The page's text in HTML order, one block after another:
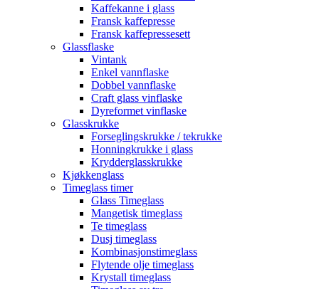
Kaffekanne i glass
Fransk kaffepresse
Fransk kaffepressesett
Glassflaske
Vintank
Enkel vannflaske
Dobbel vannflaske
Craft glass vinflaske
Dyreformet vinflaske
Glasskrukke
Forseglingskrukke / tekrukke
Honningkrukke i glass
Krydderglasskrukke
Kjøkkenglass
Timeglass timer
Glass Timeglass
Mangetisk timeglass
Te timeglass
Dusj timeglass
Kombinasjonstimeglass
Flytende olje timeglass
Krystall timeglass